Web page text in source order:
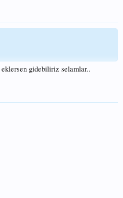
eklersen gidebiliriz selamlar..